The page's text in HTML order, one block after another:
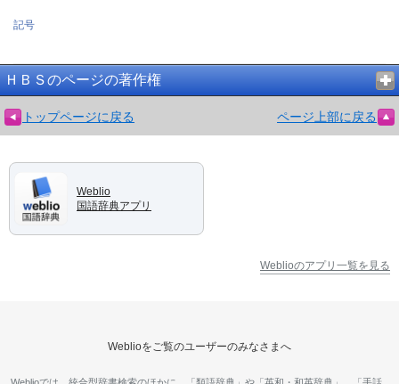
記号
ＨＢＳのページの著作権
トップページに戻る ページ上部に戻る
Weblio
国語辞典アプリ
Weblioのアプリ一覧を見る
Weblioをご覧のユーザーのみなさまへ